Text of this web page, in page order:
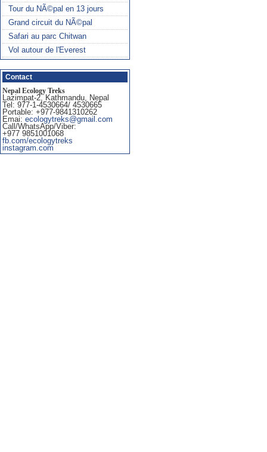
Tour du NÃ©pal en 13 jours
Grand circuit du NÃ©pal
Safari au parc Chitwan
Vol autour de l'Everest
Contact
Nepal Ecology Treks
Lazimpat-2, Kathmandu, Nepal
Tel: 977-1-4530664/ 4530665
Portable: +977-9841310262
Emai: ecologytreks@gmail.com
Call/WhatsApp/Viber:
+977 9851001068
fb.com/ecologytreks
instagram.com